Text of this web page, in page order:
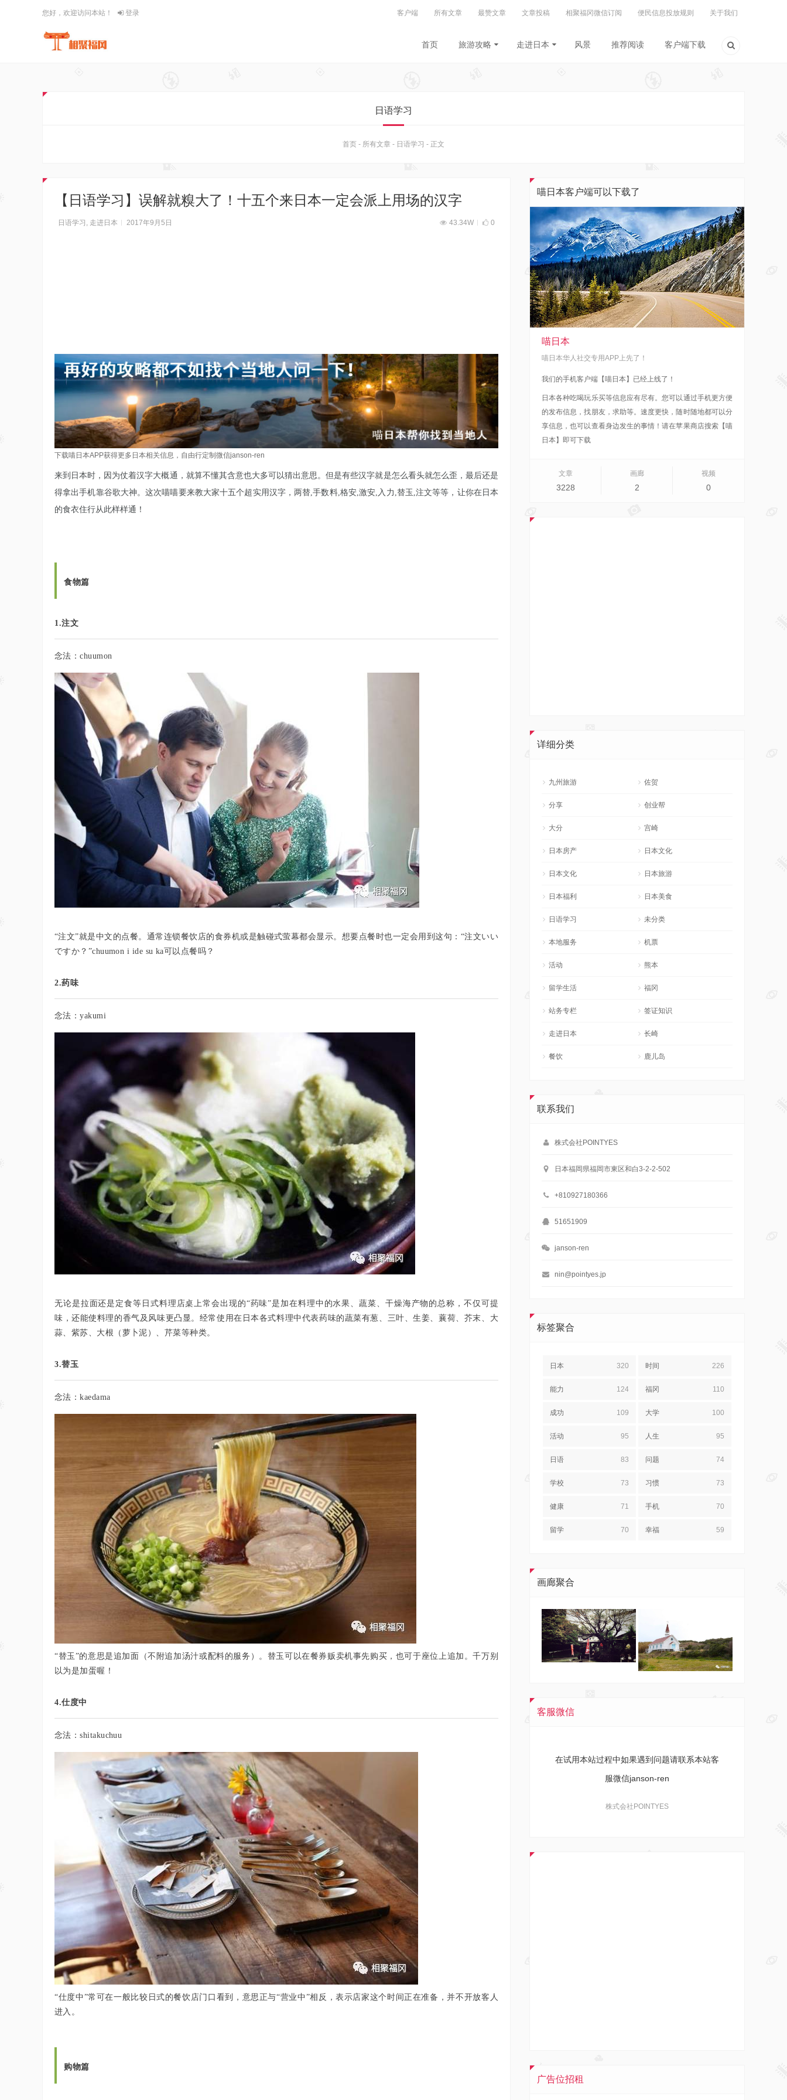
您好，欢迎访问本站！ 登录 客户端 所有文章 最赞文章 文章投稿 相聚福冈微信订阅 便民信息投放规则 关于我们
首页 旅游攻略 走进日本 风景 推荐阅读 客户端下载
日语学习
首页 - 所有文章 - 日语学习 - 正文
【日语学习】误解就糗大了！十五个来日本一定会派上用场的汉字
日语学习 , 走进日本 2017年9月5日 43.34W 0
下载喵日本APP获得更多日本相关信息，自由行定制微信janson-ren
来到日本时，因为仗着汉字大概通，就算不懂其含意也大多可以猜出意思。但是有些汉字就是怎么看头就怎么歪，最后还是
得拿出手机靠谷歌大神。这次喵喵要来教大家十五个超实用汉字，两替,手数料,格安,激安,入力,替玉,注文等等，让你在日本
的食衣住行从此样样通！
食物篇
1.注文
念法：chuumon
“注文”就是中文的点餐。通常连锁餐饮店的食券机或是触碰式萤幕都会显示。想要点餐时也一定会用到这句：“注文いい
ですか？”chuumon i ide su ka可以点餐吗？
2.药味
念法：yakumi
无论是拉面还是定食等日式料理店桌上常会出现的“药味”是加在料理中的水果、蔬菜、干燥海产物的总称，不仅可提
味，还能使料理的香气及风味更凸显。经常使用在日本各式料理中代表药味的蔬菜有葱、三叶、生姜、蘘荷、芥末、大
蒜、紫苏、大根（萝卜泥）、芹菜等种类。
3.替玉
念法：kaedama
“替玉”的意思是追加面（不附追加汤汁或配料的服务）。替玉可以在餐券贩卖机事先购买，也可于座位上追加。千万别
以为是加蛋喔！
4.仕度中
念法：shitakuchuu
“仕度中”常可在一般比较日式的餐饮店门口看到，意思正与“营业中”相反，表示店家这个时间正在准备，并不开放客人
进入。
购物篇
喵日本客户端可以下载了
喵日本
喵日本华人社交专用APP上先了！
我们的手机客户端【喵日本】已经上线了！
日本各种吃喝玩乐买等信息应有尽有。您可以通过手机更方便
的发布信息，找朋友，求助等。速度更快，随时随地都可以分
享信息，也可以查看身边发生的事情！请在苹果商店搜索【喵
日本】即可下载
文章
3228
画廊
2
视频
0
详细分类
九州旅游 佐贺
分享 创业帮
大分 宫崎
日本房产 日本文化
日本文化 日本旅游
日本福利 日本美食
日语学习 未分类
本地服务 机票
活动 熊本
留学生活 福冈
站务专栏 签证知识
走进日本 长崎
餐饮 鹿儿岛
联系我们
株式会社POINTYES
日本福岡県福岡市東区和白3-2-2-502
+810927180366
51651909
janson-ren
nin@pointyes.jp
标签聚合
日本 320 时间 226
能力 124 福冈 110
成功 109 大学 100
活动 95 人生 95
日语 83 问题 74
学校 73 习惯 73
健康 71 手机 70
留学 70 幸福 59
画廊聚合
客服微信
在试用本站过程中如果遇到问题请联系本站客
服微信janson-ren
株式会社POINTYES
广告位招租